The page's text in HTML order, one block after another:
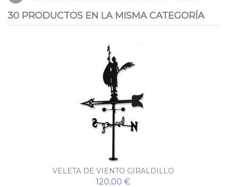
30 PRODUCTOS EN LA MISMA CATEGORÍA
VELETA DE VIENTO GIRALDILLO
120,00 €